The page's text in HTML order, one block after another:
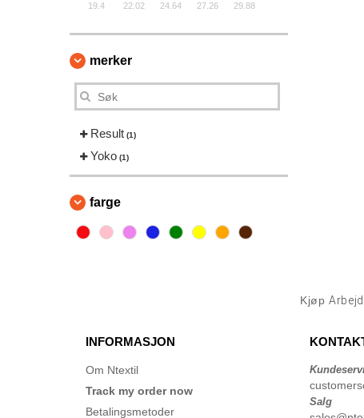
19.4 22.02 24.64 27.26 29.88
merker
Result (1)
Yoko (1)
farge
Kjøp
INFORMASJON
Om Ntextil
Track my order now
Betalingsmetoder
Salg